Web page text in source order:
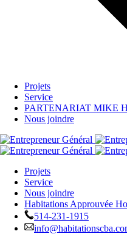
Projets
Service
PARTENARIAT MIKE
Nous joindre
Projets
Service
Nous joindre
Habitations Approuvée
514-231-1915